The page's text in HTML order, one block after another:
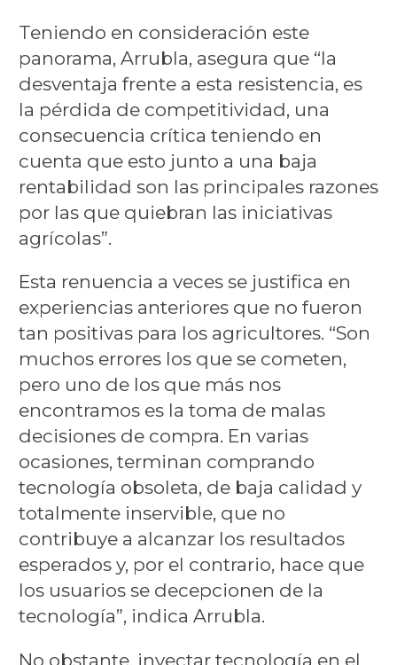
Teniendo en consideración este
panorama, Arrubla, asegura que “la
desventaja frente a esta resistencia, es
la pérdida de competitividad, una
consecuencia crítica teniendo en
cuenta que esto junto a una baja
rentabilidad son las principales razones
por las que quiebran las iniciativas
agrícolas”.
Esta renuencia a veces se justifica en
experiencias anteriores que no fueron
tan positivas para los agricultores. “Son
muchos errores los que se cometen,
pero uno de los que más nos
encontramos es la toma de malas
decisiones de compra. En varias
ocasiones, terminan comprando
tecnología obsoleta, de baja calidad y
totalmente inservible, que no
contribuye a alcanzar los resultados
esperados y, por el contrario, hace que
los usuarios se decepcionen de la
tecnología”, indica Arrubla.
No obstante, inyectar tecnología en el